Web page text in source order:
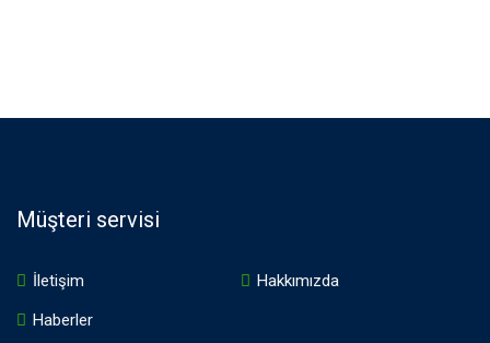
Müşteri servisi
İletişim
Hakkımızda
Haberler